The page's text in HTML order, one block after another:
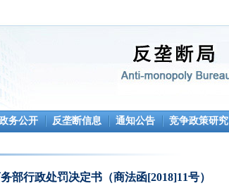
务公开 反垄断信息 通知公告 竞争政策研究
部行政处罚决定书（商法函[2018]11号）